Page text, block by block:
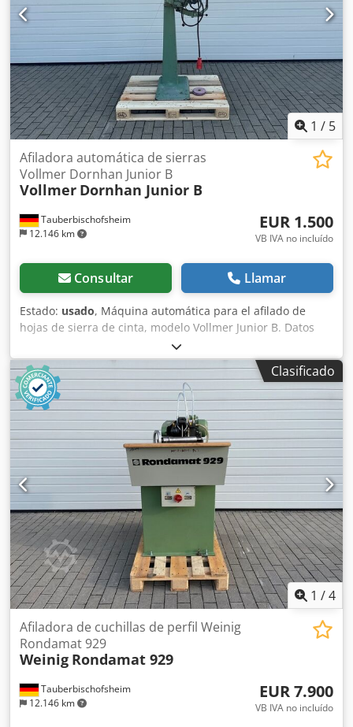
1 / 5
Tauberbischofsheim
12.146 km
Afiladora automática de sierras
Vollmer Dornhan Junior B
Vollmer Dornhan Junior B
EUR 1.500
VB IVA no incluído
Consultar Llamar
Estado: usado, Máquina automática para el afilado de
hojas de sierra de cinta, modelo Vollmer Junior B. Datos
técnicos: - Especificaciones técnicas: a petición.
Dcodpfxezrx Hwe Apmok
Clasificado
1 /4
Tauberbischofsheim
12.146 km
Afiladora de cuchillas de perfil Weinig
Rondamat 929
Weinig Rondamat 929
EUR 7.900
VB IVA no incluído